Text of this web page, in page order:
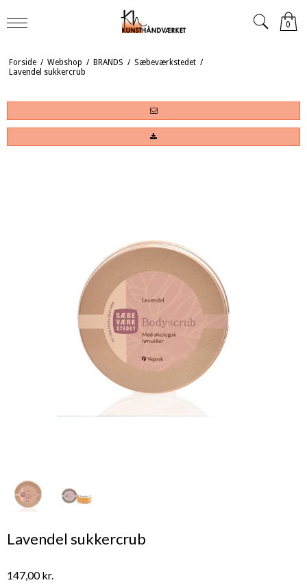
0
Forside / Webshop / BRANDS / Sæbeværkstedet /
Lavendel sukkercrub
Lavendel sukkercrub
147,00 kr.